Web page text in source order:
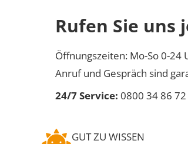
Rufen Sie uns
Öffnungszeiten: Mo-So 0-24
Anruf und Gespräch sind
24/7 Service: 0800 34 86 72
GUT ZU WISSEN